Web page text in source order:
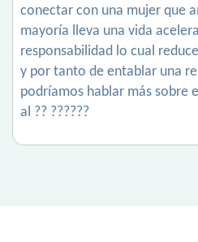
conectar con una mujer que
mayoría lleva una vida
responsabilidad lo cual
y por tanto de entablar una
podríamos hablar más sobre
al ?? ??????